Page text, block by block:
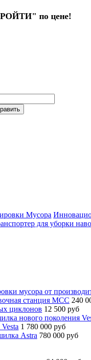
по цене!
для уборки
мусора от
станция МСС 240
циклонов 12 500 руб
нового поколения
1 780 000 руб
Astra 780 000 руб